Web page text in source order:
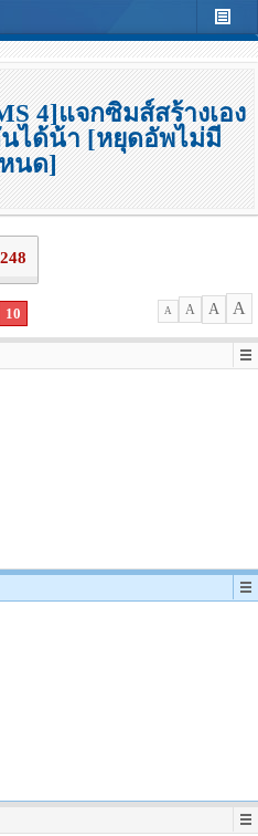
4]แจกซิมส์สร้างเอง
ได้น้า [หยุดอัพไม่มี
นด]
248
10 A A A A